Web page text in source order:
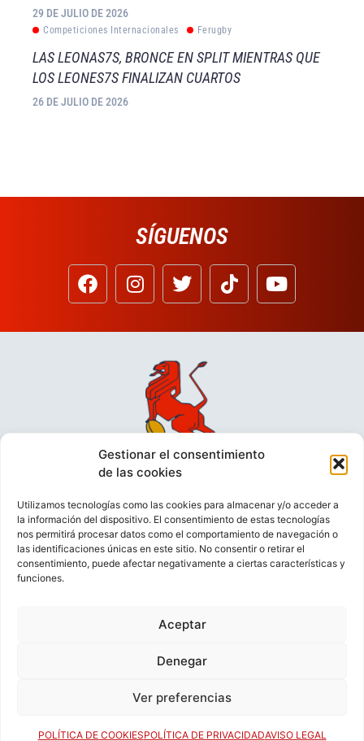
Gestionar el consentimiento
de las cookies
Utilizamos tecnologías como las cookies para almacenar y/o acceder a
la información del dispositivo. El consentimiento de estas tecnologías
nos permitirá procesar datos como el comportamiento de navegación o
las identificaciones únicas en este sitio. No consentir o retirar el
consentimiento, puede afectar negativamente a ciertas características y
funciones.
Aceptar
Denegar
Ver preferencias
POLÍTICA DE COOKIESPOLÍTICA DE PRIVACIDADAVISO LEGAL
29 DE JULIO DE 2026
Competiciones Internacionales Ferugby
LAS LEONAS7S, BRONCE EN SPLIT MIENTRAS QUE
LOS LEONES7S FINALIZAN CUARTOS
26 DE JULIO DE 2026
SÍGUENOS
VIDEOCONFERENCIAS
POLÍTICA DE PRIVACIDAD
CONTACTO
© FEDERACIÓN ESPAÑOLA DE RUGBY 2023.